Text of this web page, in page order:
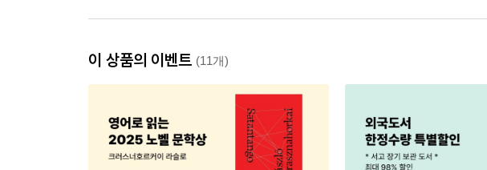
이 상품의 이벤트 (11개)